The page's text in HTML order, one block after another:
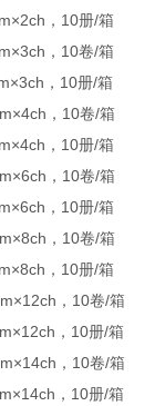
，10册/箱
，10卷/箱
，10册/箱
，10卷/箱
，10册/箱
，10卷/箱
，10册/箱
，10卷/箱
，10册/箱
，10卷/箱
，10册/箱
，10卷/箱
，10册/箱